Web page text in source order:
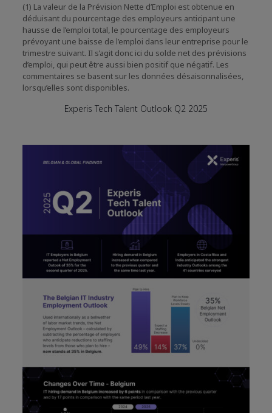
(1) La valeur de la Prévision Nette d’Emploi est obtenue en
déduisant du pourcentage des employeurs anticipant une
hausse de l’emploi total, le pourcentage des employeurs
prévoyant une baisse de l’emploi dans leur entreprise pour le
trimestre suivant. Il s’agit donc ici du solde net des prévisions
d’emploi, qui peut être aussi bien positif que négatif. Les
commentaires se basent sur les données désaisonnalisées,
lorsqu’elles sont disponibles.
Experis Tech Talent Outlook Q2 2025